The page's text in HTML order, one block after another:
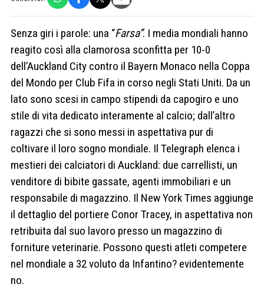
Senza giri i parole: una “Farsa”. I media mondiali hanno
reagito così alla clamorosa sconfitta per 10-0
dell’Auckland City contro il Bayern Monaco nella Coppa
del Mondo per Club Fifa in corso negli Stati Uniti. Da un
lato sono scesi in campo stipendi da capogiro e uno
stile di vita dedicato interamente al calcio; dall’altro
ragazzi che si sono messi in aspettativa pur di
coltivare il loro sogno mondiale. Il Telegraph elenca i
mestieri dei calciatori di Auckland: due carrellisti, un
venditore di bibite gassate, agenti immobiliari e un
responsabile di magazzino. Il New York Times aggiunge
il dettaglio del portiere Conor Tracey, in aspettativa non
retribuita dal suo lavoro presso un magazzino di
forniture veterinarie. Possono questi atleti competere
nel mondiale a 32 voluto da Infantino? evidentemente
no.